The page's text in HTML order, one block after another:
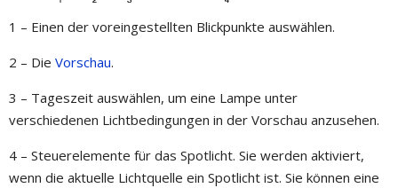
1 – Einen der voreingestellten Blickpunkte auswählen.
2 – Die Vorschau.
3 – Tageszeit auswählen, um eine Lampe unter
verschiedenen Lichtbedingungen in der Vorschau anzusehen.
4 – Steuerelemente für das Spotlicht. Sie werden aktiviert,
wenn die aktuelle Lichtquelle ein Spotlicht ist. Sie können eine